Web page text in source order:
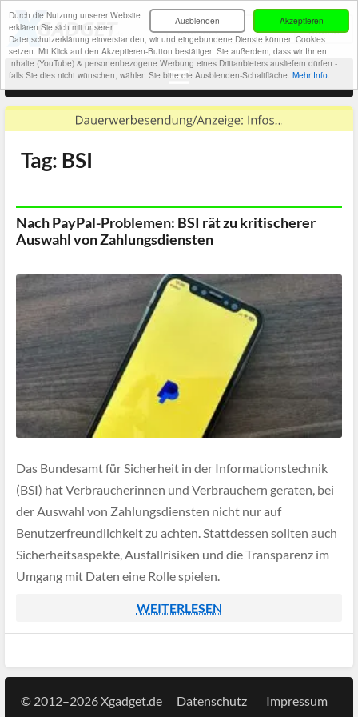
Akzeptieren
Ausblenden
Durch die Nutzung unserer Website
erklären Sie sich mit unserer
Datenschutzerklärung einverstanden, wir und eingebundene Dienste können Cookies
setzen. Mit Klick auf den Akzeptieren-Button bestätigen Sie außerdem, dass wir Ihnen
Inhalte (YouTube) & personenbezogene Werbung eines Drittanbieters ausliefern dürfen -
falls Sie dies nicht wünschen, wählen Sie bitte die Ausblenden-Schaltfläche. Mehr Info.
Tag: BSI
Nach PayPal-Problemen: BSI rät zu kritischerer
Auswahl von Zahlungsdiensten
Das Bundesamt für Sicherheit in der Informationstechnik
(BSI) hat Verbraucherinnen und Verbrauchern geraten, bei
der Auswahl von Zahlungsdiensten nicht nur auf
Benutzerfreundlichkeit zu achten. Stattdessen sollten auch
Sicherheitsaspekte, Ausfallrisiken und die Transparenz im
Umgang mit Daten eine Rolle spielen.
WEITERLESEN
© 2012–2026 Xgadget.de Datenschutz Impressum